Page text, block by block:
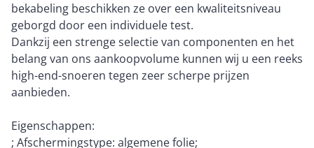
bekabeling beschikken ze over een kwaliteitsniveau
geborgd door een individuele test.
Dankzij een strenge selectie van componenten en het
belang van ons aankoopvolume kunnen wij u een reeks
high-end-snoeren tegen zeer scherpe prijzen
aanbieden.
Eigenschappen:
; Afschermingstype: algemene folie;